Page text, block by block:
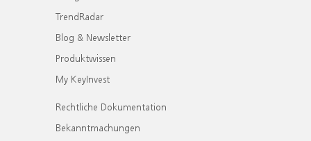
TrendRadar
Blog & Newsletter
Produktwissen
My KeyInvest
Rechtliche Dokumentation
Bekanntmachungen